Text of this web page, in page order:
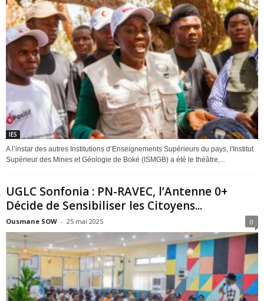
IES
A l’instar des autres Institutions d’Enseignements Supérieurs du pays, l'Institut
Supérieur des Mines et Géologie de Boké (ISMGB) a été le théâtre,...
UGLC Sonfonia : PN-RAVEC, l’Antenne 0+
Décide de Sensibiliser les Citoyens...
Ousmane SOW - 25 mai 2025 0